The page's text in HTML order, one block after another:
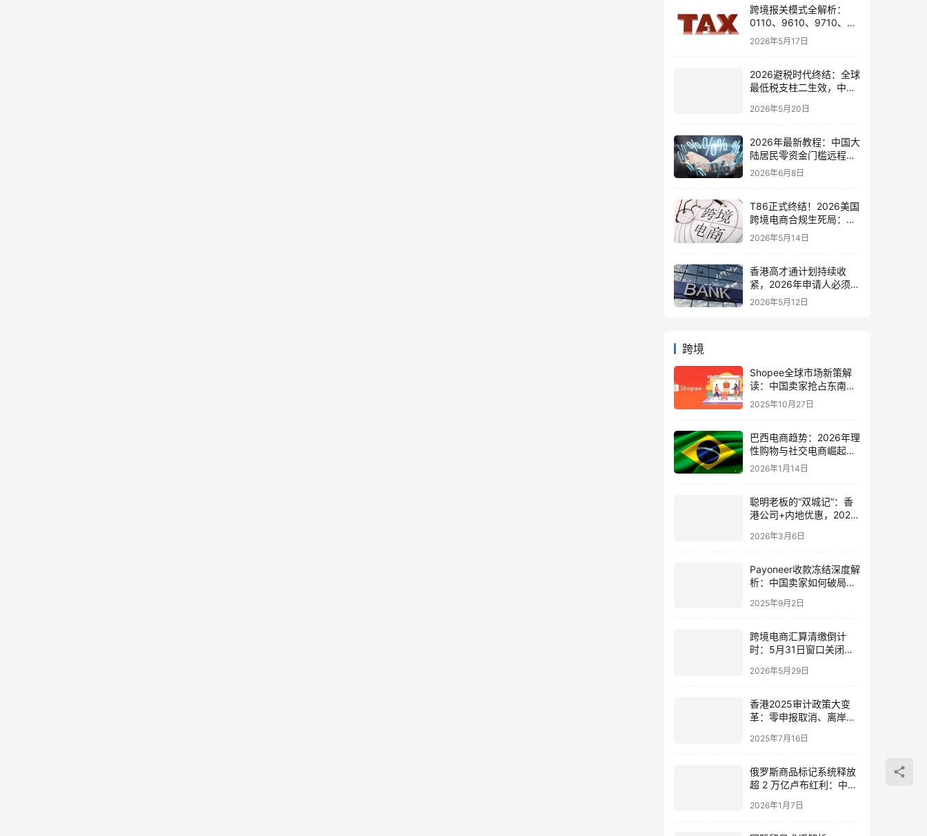
跨境报关模式全解析：
0110、9610、9710、
9810、1039、1210 的区
别与最佳应用场景
2026年5月17日
2026避税时代终结：全球
最低税支柱二生效，中国
策略
2026年5月20日
2026年最新教程：中国大
陆居民零资金门槛远程开
通嘉信证券国际账户的全
2026年6月8日
T86正式终结！2026美国
跨境电商合规生死局：海
外仓、美国公司与税务架
构全面重构
2026年5月14日
香港高才通计划持续收
紧，2026年申请人必须注
意的7个关键变化！附最
2026年5月12日
跨境
Shopee全球市场新策解
读：中国卖家抢占东南
亚、拉美商机实战指南
2025年10月27日
巴西电商趋势：2026年理
性购物与社交电商崛起，
中国卖家的机遇与策略
2026年1月14日
聪明老板的“双城记”：香
港公司+内地优惠，2026
2026年3月6日
Payoneer收款冻结深度解
析：中国卖家如何破局政
遇？
2025年9月2日
跨境电商汇算清缴倒计
时：5月31日窗口关闭前
2026年5月29日
香港2025审计政策大变
革：零申报取消、离岸豁
税？
2025年7月16日
俄罗斯商品标记系统释放
超 2 万亿卢布红利：中国
槛
2026年1月7日